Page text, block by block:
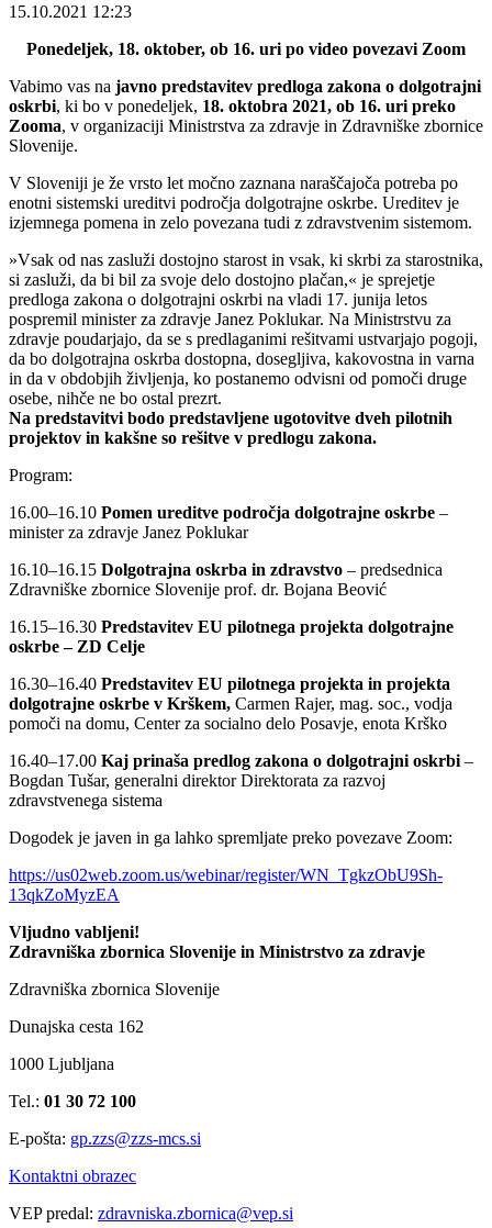
15.10.2021 12:23
Ponedeljek, 18. oktober, ob 16. uri po video povezavi Zoom
Vabimo vas na javno predstavitev predloga zakona o dolgotrajni
oskrbi, ki bo v ponedeljek, 18. oktobra 2021, ob 16. uri preko
Zooma, v organizaciji Ministrstva za zdravje in Zdravniške zbornice
Slovenije.
V Sloveniji je že vrsto let močno zaznana naraščajoča potreba po
enotni sistemski ureditvi področja dolgotrajne oskrbe. Ureditev je
izjemnega pomena in zelo povezana tudi z zdravstvenim sistemom.
»Vsak od nas zasluži dostojno starost in vsak, ki skrbi za starostnika,
si zasluži, da bi bil za svoje delo dostojno plačan,« je sprejetje
predloga zakona o dolgotrajni oskrbi na vladi 17. junija letos
pospremil minister za zdravje Janez Poklukar. Na Ministrstvu za
zdravje poudarjajo, da se s predlaganimi rešitvami ustvarjajo pogoji,
da bo dolgotrajna oskrba dostopna, dosegljiva, kakovostna in varna
in da v obdobjih življenja, ko postanemo odvisni od pomoči druge
osebe, nihče ne bo ostal prezrt.
Na predstavitvi bodo predstavljene ugotovitve dveh pilotnih
projektov in kakšne so rešitve v predlogu zakona.
Program:
16.00–16.10 Pomen ureditve področja dolgotrajne oskrbe –
minister za zdravje Janez Poklukar
16.10–16.15 Dolgotrajna oskrba in zdravstvo – predsednica
Zdravniške zbornice Slovenije prof. dr. Bojana Beović
16.15–16.30 Predstavitev EU pilotnega projekta dolgotrajne
oskrbe – ZD Celje
16.30–16.40 Predstavitev EU pilotnega projekta in projekta
dolgotrajne oskrbe v Krškem, Carmen Rajer, mag. soc., vodja
pomoči na domu, Center za socialno delo Posavje, enota Krško
16.40–17.00 Kaj prinaša predlog zakona o dolgotrajni oskrbi –
Bogdan Tušar, generalni direktor Direktorata za razvoj
zdravstvenega sistema
Dogodek je javen in ga lahko spremljate preko povezave Zoom:
https://us02web.zoom.us/webinar/register/WN_TgkzObU9Sh-
13qkZoMyzEA
Vljudno vabljeni!
Zdravniška zbornica Slovenije in Ministrstvo za zdravje
Zdravniška zbornica Slovenije
Dunajska cesta 162
1000 Ljubljana
Tel.: 01 30 72 100
E-pošta: gp.zzs@zzs-mcs.si
Kontaktni obrazec
VEP predal: zdravniska.zbornica@vep.si